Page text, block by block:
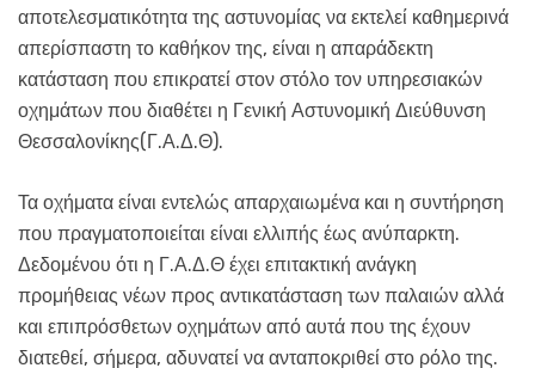
αποτελεσματικότητα της αστυνομίας να εκτελεί καθημερινά
απερίσπαστη το καθήκον της, είναι η απαράδεκτη
κατάσταση που επικρατεί στον στόλο τον υπηρεσιακών
οχημάτων που διαθέτει η Γενική Αστυνομική Διεύθυνση
Θεσσαλονίκης(Γ.Α.Δ.Θ).
Τα οχήματα είναι εντελώς απαρχαιωμένα και η συντήρηση
που πραγματοποιείται είναι ελλιπής έως ανύπαρκτη.
Δεδομένου ότι η Γ.Α.Δ.Θ έχει επιτακτική ανάγκη
προμήθειας νέων προς αντικατάσταση των παλαιών αλλά
και επιπρόσθετων οχημάτων από αυτά που της έχουν
διατεθεί, σήμερα, αδυνατεί να ανταποκριθεί στο ρόλο της.